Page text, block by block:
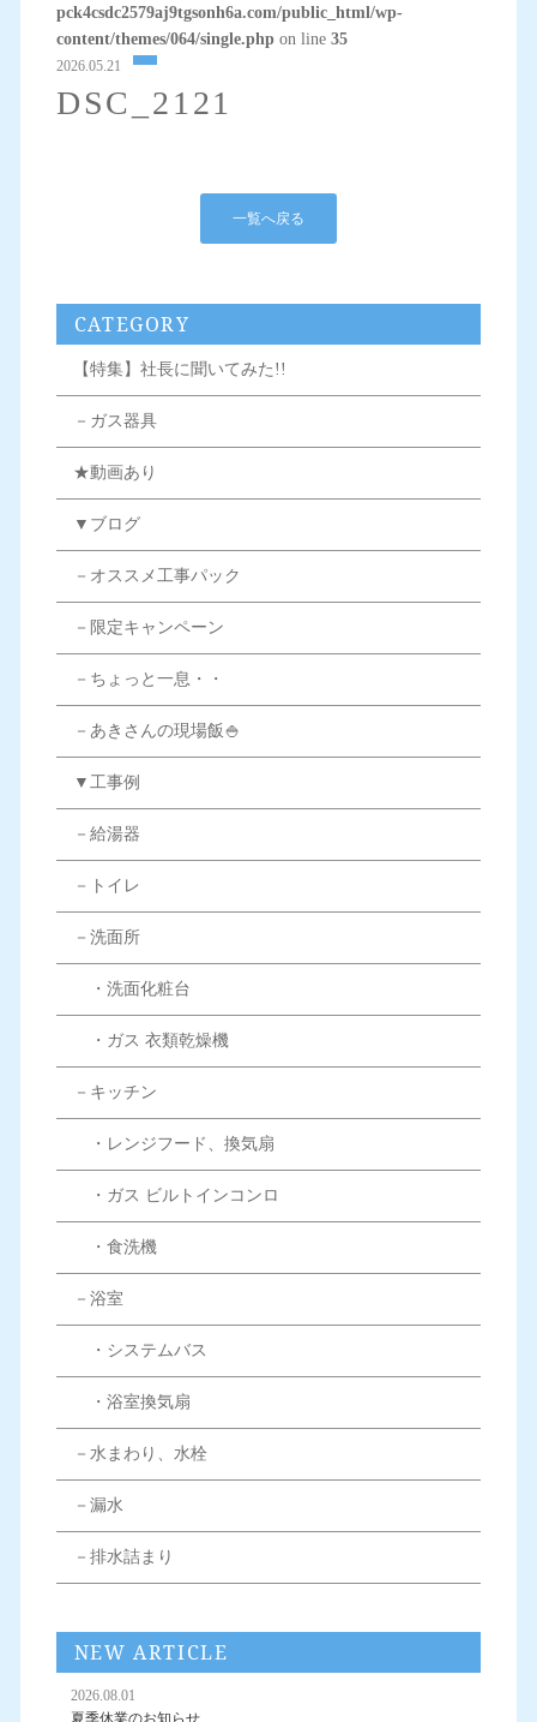
pck4csdc2579aj9tgsonh6a.com/public_html/wp-
content/themes/064/single.phpon line 35
2026.05.21
DSC_2121
一覧へ戻る
CATEGORY
【特集】社長に聞いてみた!!
－ガス器具
★動画あり
▼ブログ
－オススメ工事パック
－限定キャンペーン
－ちょっと一息・・
－あきさんの現場飯🍚
▼工事例
－給湯器
－トイレ
－洗面所
・洗面化粧台
・ガス 衣類乾燥機
－キッチン
・レンジフード、換気扇
・ガス ビルトインコンロ
・食洗機
－浴室
・システムバス
・浴室換気扇
－水まわり、水栓
－漏水
－排水詰まり
NEW ARTICLE
2026.08.01
夏季休業のお知らせ